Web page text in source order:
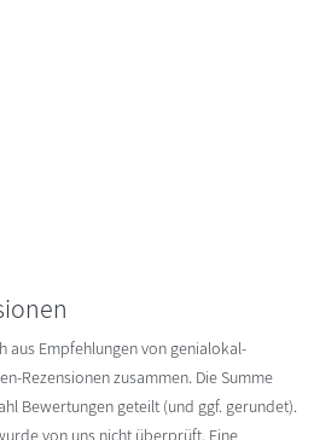
aus Empfehlungen von genialokal-
Rezensionen zusammen. Die Summe
Bewertungen geteilt (und ggf. gerundet).
von uns nicht überprüft. Eine